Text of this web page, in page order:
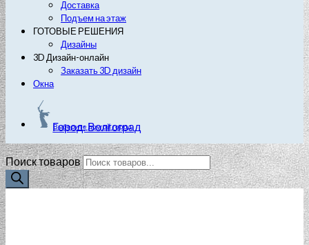
Доставка
Подъем на этаж
ГОТОВЫЕ РЕШЕНИЯ
Дизайны
3D Дизайн-онлайн
Заказать 3D дизайн
Окна
Город: Волгоград
Выберите другой город
Поиск товаров